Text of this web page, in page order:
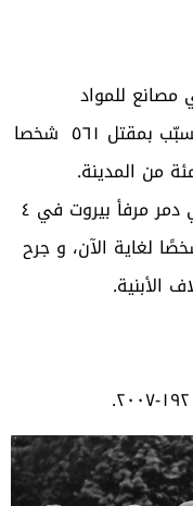
في مصانع للمواد
الكيميائية في مدينة أوبو الألمانية، تسبّب بمقتل ٥٦١ شخصا
.
وهو إنفجار شبيه بالإنفجار الهائل الذي دمر مرفأ بيروت في ٤
٢٠٢٠، وتسبّب بمقتل ٢١٩ شخصًا لغاية الآن، و جرح
.